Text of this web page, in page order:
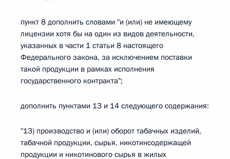
пункт 8 дополнить словами "и (или) не имеющему
лицензии хотя бы на один из видов деятельности,
указанных в части 1 статьи 8 настоящего
Федерального закона, за исключением поставки
такой продукции в рамках исполнения
государственного контракта";
дополнить пунктами 13 и 14 следующего содержания:
"13) производство и (или) оборот табачных изделий,
табачной продукции, сырья, никотинсодержащей
продукции и никотинового сырья в жилых